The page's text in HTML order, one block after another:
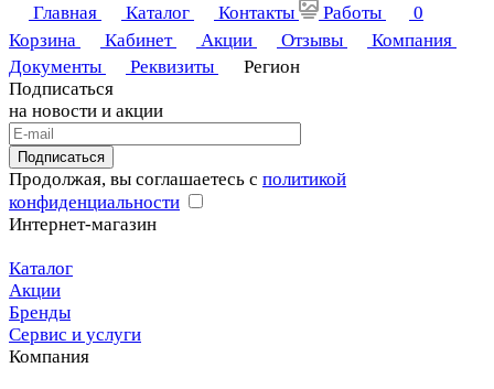
Главная
Каталог Контакты Работы
0
Корзина
Кабинет Акции Отзывы
Компания
Документы
Реквизиты
Регион
Подписаться
на новости и акции
Подписаться
Продолжая, вы соглашаетесь с политикой
конфиденциальности
Интернет-магазин
Каталог
Акции
Бренды
Сервис и услуги
Компания